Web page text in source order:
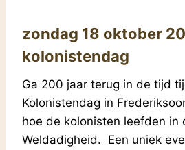
zondag 18 oktober
kolonistendag
Ga 200 jaar terug in de tijd
Kolonistendag in
hoe de kolonisten leefden in
Weldadigheid. Een uniek